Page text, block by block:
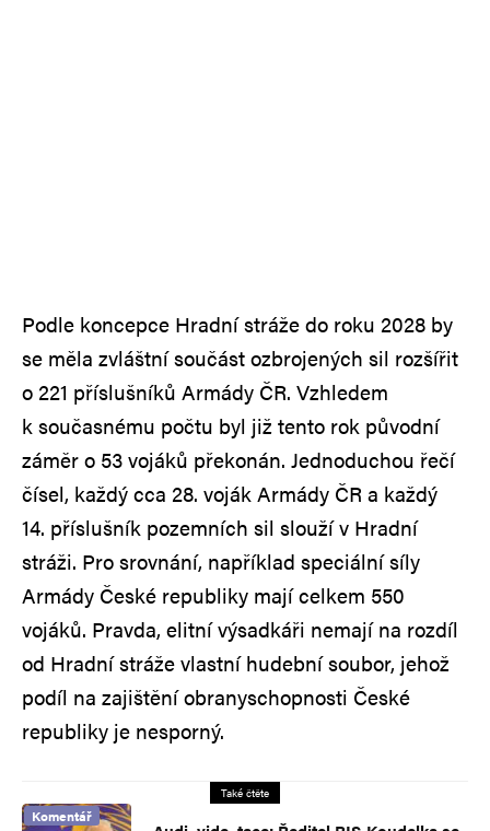
Podle koncepce Hradní stráže do roku 2028 by
se měla zvláštní součást ozbrojených sil rozšířit
o 221 příslušníků Armády ČR. Vzhledem
k současnému počtu byl již tento rok původní
záměr o 53 vojáků překonán. Jednoduchou řečí
čísel, každý cca 28. voják Armády ČR a každý
14. příslušník pozemních sil slouží v Hradní
stráži. Pro srovnání, například speciální síly
Armády České republiky mají celkem 550
vojáků. Pravda, elitní výsadkáři nemají na rozdíl
od Hradní stráže vlastní hudební soubor, jehož
podíl na zajištění obranyschopnosti České
republiky je nesporný.
Také čtěte
Komentář